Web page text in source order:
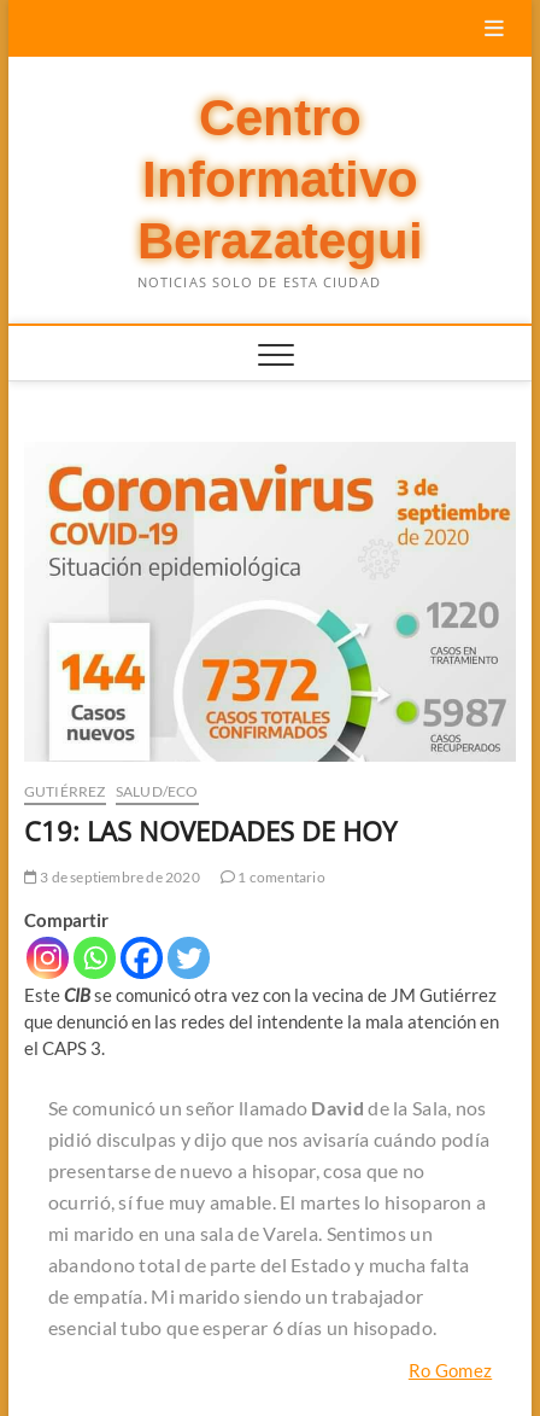
Centro
Informativo
Berazategui
NOTICIAS SOLO DE ESTA CIUDAD
GUTIÉRREZ SALUD/ECO
C19: LAS NOVEDADES DE HOY
3 de septiembre de 2020 1 comentario
Compartir
EsteCIBse comunicó otra vez con la vecina de JM Gutiérrez
que denunció en las redes del intendente la mala atención en
el CAPS 3.
Se comunicó un señor llamado Davidde la Sala, nos
pidió disculpas y dijo que nos avisaría cuándo podía
presentarse de nuevo a hisopar, cosa que no
ocurrió, sí fue muy amable. El martes lo hisoparon a
mi marido en una sala de Varela. Sentimos un
abandono total de parte del Estado y mucha falta
de empatía. Mi marido siendo un trabajador
esencial tubo que esperar 6 días un hisopado.
Ro Gomez